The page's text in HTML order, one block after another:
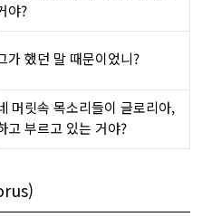
야?
가 했던 말 때문이었니?
머릿속 목소리들이 글로리아,
고 부르고 있는 거야?